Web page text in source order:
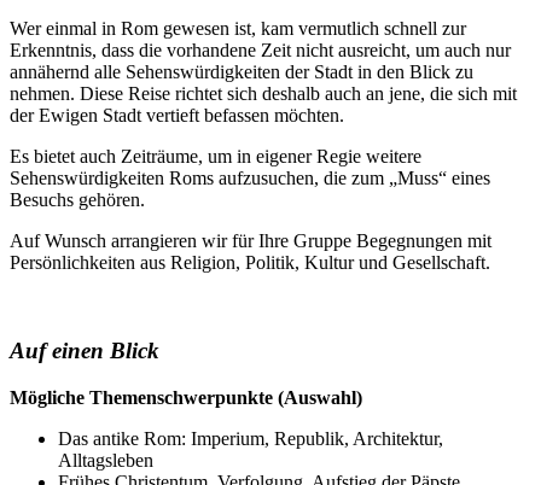
Wer einmal in Rom gewesen ist, kam vermutlich schnell zur
Erkenntnis, dass die vorhandene Zeit nicht ausreicht, um auch nur
annähernd alle Sehenswürdigkeiten der Stadt in den Blick zu
nehmen. Diese Reise richtet sich deshalb auch an jene, die sich mit
der Ewigen Stadt vertieft befassen möchten.
Es bietet auch Zeiträume, um in eigener Regie weitere
Sehenswürdigkeiten Roms aufzusuchen, die zum „Muss“ eines
Besuchs gehören.
Auf Wunsch arrangieren wir für Ihre Gruppe Begegnungen mit
Persönlichkeiten aus Religion, Politik, Kultur und Gesellschaft.
Auf einen Blick
Mögliche Themenschwerpunkte (Auswahl)
Das antike Rom: Imperium, Republik, Architektur,
Alltagsleben